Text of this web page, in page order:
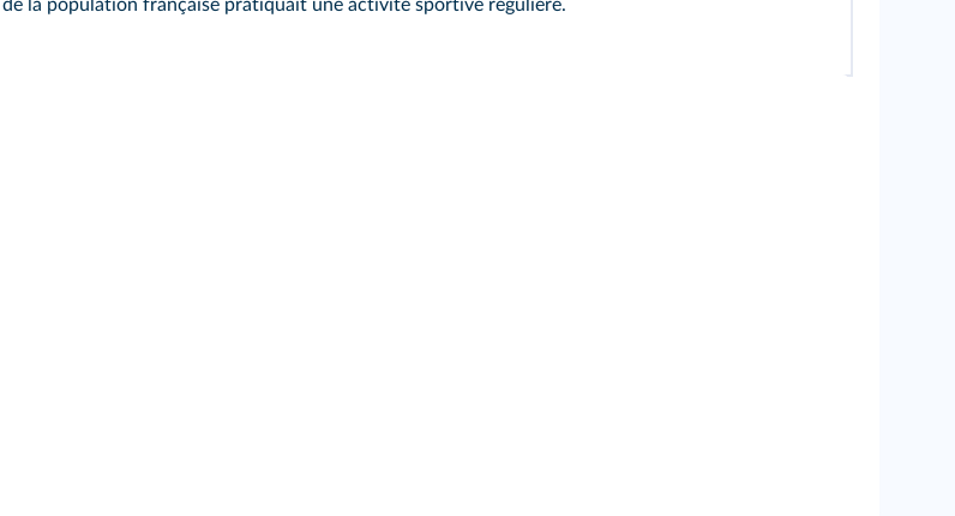
la population française pratiquait une activité sportive régulière.